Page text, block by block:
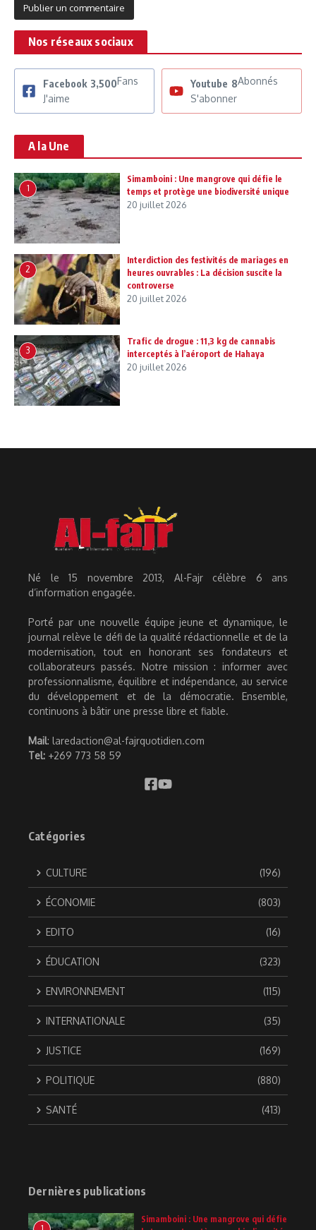
Nos réseaux sociaux
Facebook 3,500Fans
J'aime
Youtube 8Abonnés
S'abonner
A la Une
1
Simamboini : Une mangrove qui défie le
temps et protège une biodiversité unique
20 juillet 2026
2
Interdiction des festivités de mariages en
heures ouvrables : La décision suscite la
controverse
20 juillet 2026
3
Trafic de drogue : 11,3 kg de cannabis
interceptés à l’aéroport de Hahaya
20 juillet 2026
Né le 15 novembre 2013, Al-Fajr célèbre 6 ans
d’information engagée.
Porté par une nouvelle équipe jeune et dynamique, le
journal relève le défi de la qualité rédactionnelle et de la
modernisation, tout en honorant ses fondateurs et
collaborateurs passés. Notre mission : informer avec
professionnalisme, équilibre et indépendance, au service
du développement et de la démocratie. Ensemble,
continuons à bâtir une presse libre et fiable.
Mail: laredaction@al-fajrquotidien.com
Tel: +269 773 58 59
Catégories
CULTURE (196)
ÉCONOMIE (803)
EDITO (16)
ÉDUCATION (323)
ENVIRONNEMENT (115)
INTERNATIONALE (35)
JUSTICE (169)
POLITIQUE (880)
SANTÉ (413)
Dernières publications
Simamboini : Une mangrove qui défie